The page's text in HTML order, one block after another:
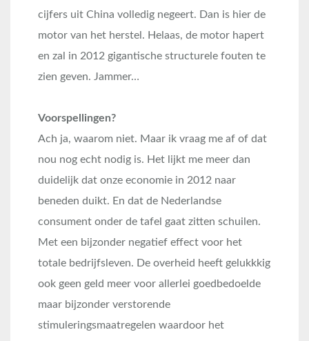
cijfers uit China volledig negeert. Dan is hier de
motor van het herstel. Helaas, de motor hapert
en zal in 2012 gigantische structurele fouten te
zien geven. Jammer…
Voorspellingen?
Ach ja, waarom niet. Maar ik vraag me af of dat
nou nog echt nodig is. Het lijkt me meer dan
duidelijk dat onze economie in 2012 naar
beneden duikt. En dat de Nederlandse
consument onder de tafel gaat zitten schuilen.
Met een bijzonder negatief effect voor het
totale bedrijfsleven. De overheid heeft gelukkkig
ook geen geld meer voor allerlei goedbedoelde
maar bijzonder verstorende
stimuleringsmaatregelen waardoor het